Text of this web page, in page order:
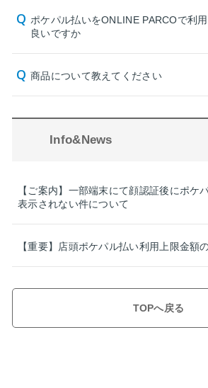
ポケパル払いをONLINE PARCOで利
良いですか
商品について教えてください
Info&News
【ご案内】一部端末にて顔認証後にポケ
表示されない件について
【重要】店頭ポケパル払い利用上限金額
TOPへ戻る